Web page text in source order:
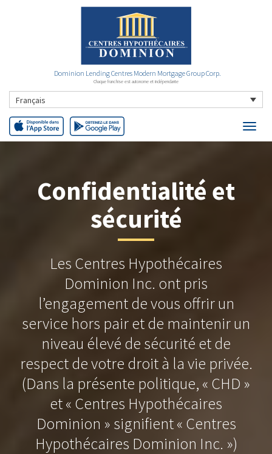
Dominion Lending Centres Modern Mortgage Group Corp.
Chaque franchise est autonome et indépendante
Français
Confidentialité et
sécurité
Les Centres Hypothécaires
Dominion Inc. ont pris
l’engagement de vous offrir un
service hors pair et de maintenir un
niveau élevé de sécurité et de
respect de votre droit à la vie privée.
(Dans la présente politique, « CHD »
et « Centres Hypothécaires
Dominion » signifient « Centres
Hypothécaires Dominion Inc. »)